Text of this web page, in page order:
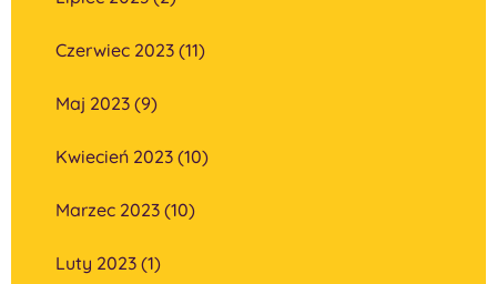
Czerwiec 2023 (11)
Maj 2023 (9)
Kwiecień 2023 (10)
Marzec 2023 (10)
Luty 2023 (1)